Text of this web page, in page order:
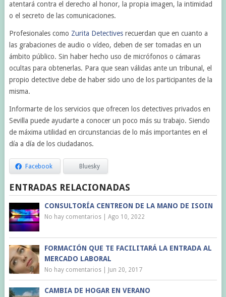
atentará contra el derecho al honor, la propia imagen, la intimidad
o el secreto de las comunicaciones.
Profesionales como Zurita Detectivesrecuerdan que en cuanto a
las grabaciones de audio o vídeo, deben de ser tomadas en un
ámbito público. Sin haber hecho uso de micrófonos o cámaras
ocultas para obtenerlas. Para que sean válidas ante un tribunal, el
propio detective debe de haber sido uno de los participantes de la
misma.
Informarte de los servicios que ofrecen los detectives privados en
Sevilla puede ayudarte a conocer un poco más su trabajo. Siendo
de máxima utilidad en circunstancias de lo más importantes en el
día a día de los ciudadanos.
Facebook Bluesky
ENTRADAS RELACIONADAS
CONSULTORÍA CENTREON DE LA MANO DE ISOIN
No hay comentarios| Ago 10, 2022
FORMACIÓN QUE TE FACILITARÁ LA ENTRADA AL
MERCADO LABORAL
No hay comentarios| Jun 20, 2017
CAMBIA DE HOGAR EN VERANO